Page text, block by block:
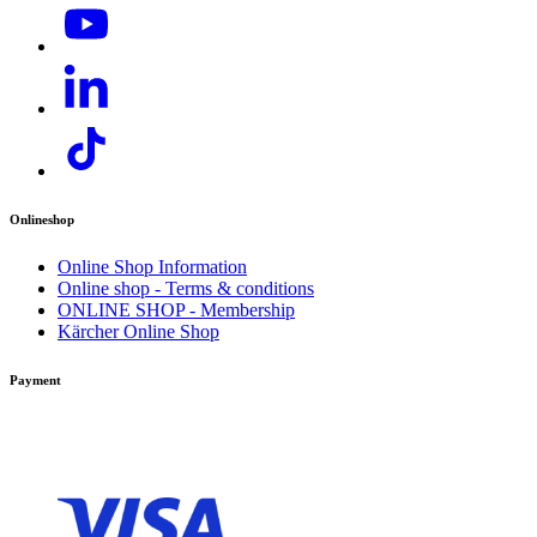
Onlineshop
Online Shop Information
Online shop - Terms & conditions
ONLINE SHOP - Membership
Kärcher Online Shop
Payment